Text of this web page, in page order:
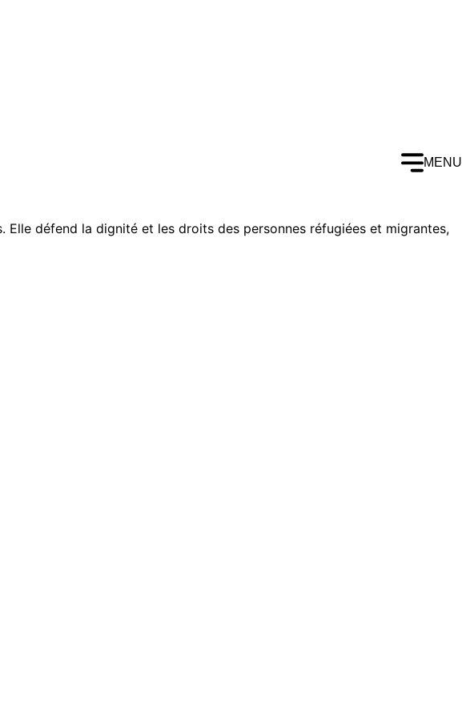
MENU
défend la dignité et les droits des personnes réfugiées et migrantes,